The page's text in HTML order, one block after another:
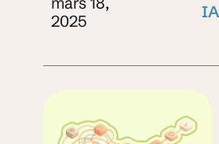
2025
IA